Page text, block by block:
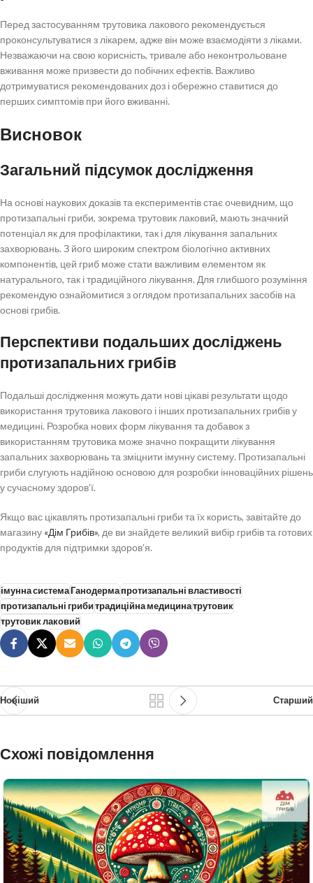
Перед застосуванням трутовика лакового рекомендується
проконсультуватися з лікарем, адже він може взаємодіяти з ліками.
Незважаючи на свою корисність, тривале або неконтрольоване
вживання може призвести до побічних ефектів. Важливо
дотримуватися рекомендованих доз і обережно ставитися до
перших симптомів при його вживанні.
Висновок
Загальний підсумок дослідження
На основі наукових доказів та експериментів стає очевидним, що
протизапальні гриби, зокрема трутовик лаковий, мають значний
потенціал як для профілактики, так і для лікування запальних
захворювань. З його широким спектром біологічно активних
компонентів, цей гриб може стати важливим елементом як
натурального, так і традиційного лікування. Для глибшого розуміння
рекомендую ознайомитися з оглядом протизапальних засобів на
основі грибів.
Перспективи подальших досліджень
протизапальних грибів
Подальші дослідження можуть дати нові цікаві результати щодо
використання трутовика лакового і інших протизапальних грибів у
медицині. Розробка нових форм лікування та добавок з
використанням трутовика може значно покращити лікування
запальних захворювань та зміцнити імунну систему. Протизапальні
гриби слугують надійною основою для розробки інноваційних рішень
у сучасному здоров’ї.
Якщо вас цікавлять протизапальні гриби та їх користь, завітайте до
магазину «Дім Грибів», де ви знайдете великий вибір грибів та готових
продуктів для підтримки здоров’я.
імунна системаГанодермапротизапальні властивості
протизапальні гриби традиційна медицинатрутовик
трутовик лаковий
Новіший Старший
Схожі повідомлення